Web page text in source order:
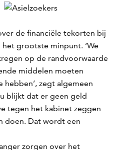
de financiële tekorten bij
grootste minpunt. ‘We
op de randvoorwaarde
middelen moeten
zegt algemeen
blijkt dat er geen geld
tegen het kabinet zeggen
doen. Dat wordt een
zorgen over het